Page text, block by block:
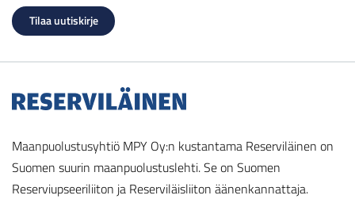
Maanpuolustusyhtiö MPY Oy:n kustantama Reserviläinen on
Suomen suurin maanpuolustuslehti. Se on Suomen
Reserviupseeriliiton ja Reserviläisliiton äänenkannattaja.